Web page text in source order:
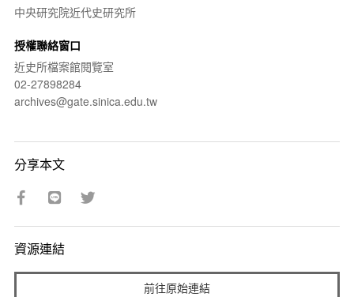
中央研究院近代史研究所
授權聯絡窗口
近史所檔案館閱覽室
02-27898284
archives@gate.sinica.edu.tw
分享本文
資源連結
前往原始連結